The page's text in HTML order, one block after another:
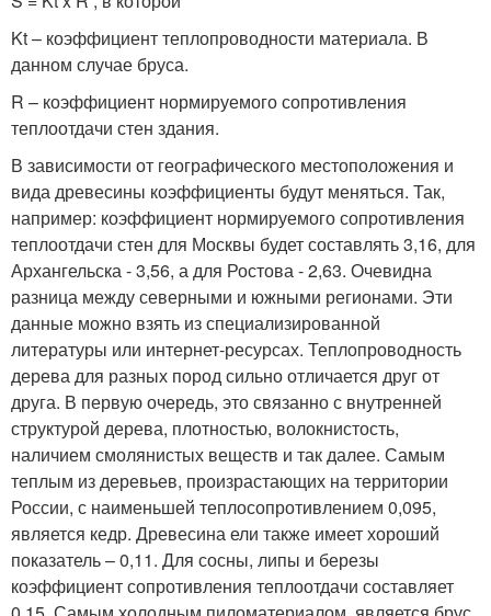
Kt – коэффициент теплопроводности материала. В
данном случае бруса.
R – коэффициент нормируемого сопротивления
теплоотдачи стен здания.
В зависимости от географического местоположения и
вида древесины коэффициенты будут меняться. Так,
например: коэффициент нормируемого сопротивления
теплоотдачи стен для Москвы будет составлять 3,16, для
Архангельска - 3,56, а для Ростова - 2,63. Очевидна
разница между северными и южными регионами. Эти
данные можно взять из специализированной
литературы или интернет-ресурсах. Теплопроводность
дерева для разных пород сильно отличается друг от
друга. В первую очередь, это связанно с внутренней
структурой дерева, плотностью, волокнистость,
наличием смолянистых веществ и так далее. Самым
теплым из деревьев, произрастающих на территории
России, с наименьшей теплосопротивлением 0,095,
является кедр. Древесина ели также имеет хороший
показатель – 0,11. Для сосны, липы и березы
коэффициент сопротивления теплоотдачи составляет